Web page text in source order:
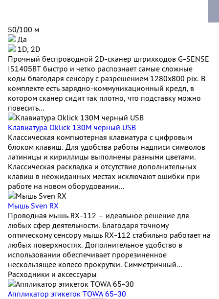
50/100 м
Да
1D, 2D
Прочный беспроводной 2D-сканер штрихкодов G-SENSE
IS1405BT быстро и четко распознает самые сложные
коды благодаря сенсору с разрешением 1280x800 pix. В
комплекте есть зарядно-коммуникационный кредл, в
котором сканер сидит так плотно, что подставку можно
повесить...
Клавиатура Oklick 130M черный USB
Классическая компьютерная клавиатура с цифровым
блоком клавиш. Для удобства работы надписи символов
латиницы и кириллицы выполнены разными цветами.
Классическая раскладка и отсутствие дополнительных
клавиш в неожиданных местах исключают ошибки при
работе на новом оборудовании...
Мышь Sven RX
Проводная мышь RX-112 – идеальное решение для
любых сфер деятельности. Благодаря точному
оптическому сенсору мышь RX-112 стабильно работает на
любых поверхностях. Дополнительное удобство в
использовании обеспечивает прорезиненное
нескользящее колесо прокрутки. Симметричный...
Расходники и аксессуары
Аппликатор этикеток TOWA 65-30